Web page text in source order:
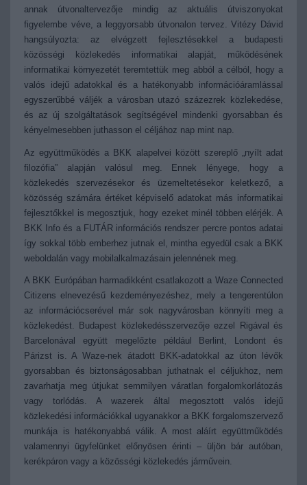
annak útvonaltervezője mindig az aktuális útviszonyokat
figyelembe véve, a leggyorsabb útvonalon tervez. Vitézy Dávid
hangsúlyozta: az elvégzett fejlesztésekkel a budapesti
közösségi közlekedés informatikai alapját, működésének
informatikai környezetét teremtettük meg abból a célból, hogy a
valós idejű adatokkal és a hatékonyabb információáramlással
egyszerűbbé váljék a városban utazó százezrek közlekedése,
és az új szolgáltatások segítségével mindenki gyorsabban és
kényelmesebben juthasson el céljához nap mint nap.
Az együttműködés a BKK alapelvei között szereplő „nyílt adat
filozófia” alapján valósul meg. Ennek lényege, hogy a
közlekedés szervezésekor és üzemeltetésekor keletkező, a
közösség számára értéket képviselő adatokat más informatikai
fejlesztőkkel is megosztjuk, hogy ezeket minél többen elérjék. A
BKK Info és a FUTÁR információs rendszer percre pontos adatai
így sokkal több emberhez jutnak el, mintha egyedül csak a BKK
weboldalán vagy mobilalkalmazásain jelennének meg.
A BKK Európában harmadikként csatlakozott a Waze Connected
Citizens elnevezésű kezdeményezéshez, mely a tengerentúlon
az információcserével már sok nagyvárosban könnyíti meg a
közlekedést. Budapest közlekedésszervezője ezzel Rigával és
Barcelonával együtt megelőzte például Berlint, Londont és
Párizst is. A Waze-nek átadott BKK-adatokkal az úton lévők
gyorsabban és biztonságosabban juthatnak el céljukhoz, nem
zavarhatja meg útjukat semmilyen váratlan forgalomkorlátozás
vagy torlódás. A wazerek által megosztott valós idejű
közlekedési információkkal ugyanakkor a BKK forgalomszervező
munkája is hatékonyabbá válik. A most aláírt együttműködés
valamennyi ügyfelünket előnyösen érinti – üljön bár autóban,
kerékpáron vagy a közösségi közlekedés járművein.